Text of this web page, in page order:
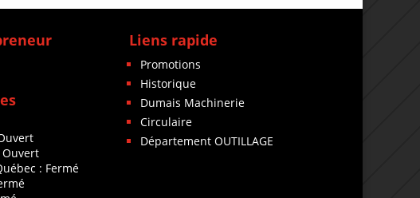
Ouvert
: Fermé
Liens rapide
Promotions
Historique
Dumais Machinerie
Circulaire
Département OUTILLAGE